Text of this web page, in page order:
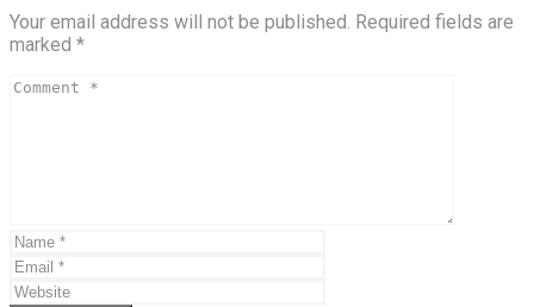
Your email address will not be published. Required fields are
marked *